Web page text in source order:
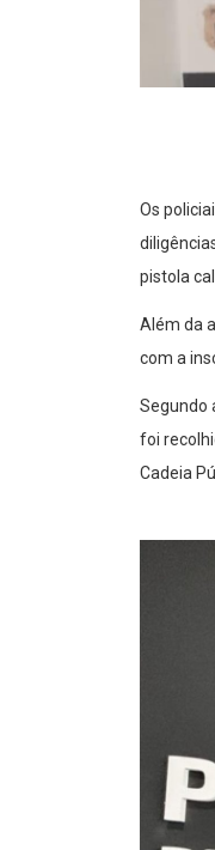
Os
pistola
Além da
com a
Segundo
foi
Cadeia